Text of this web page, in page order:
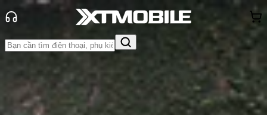
Tin tức
So Sánh